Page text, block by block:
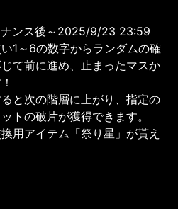
ンス後～2025/9/23 23:59
1～6の数字からランダムの確
て前に進め、止まったマスか
と次の階層に上がり、指定の
トの破片が獲得できます。
用アイテム「祭り星」が貰え